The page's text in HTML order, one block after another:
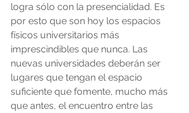
logra sólo con la presencialidad. Es
por esto que son hoy los espacios
físicos universitarios más
imprescindibles que nunca. Las
nuevas universidades deberán ser
lugares que tengan el espacio
suficiente que fomente, mucho más
que antes, el encuentro entre las